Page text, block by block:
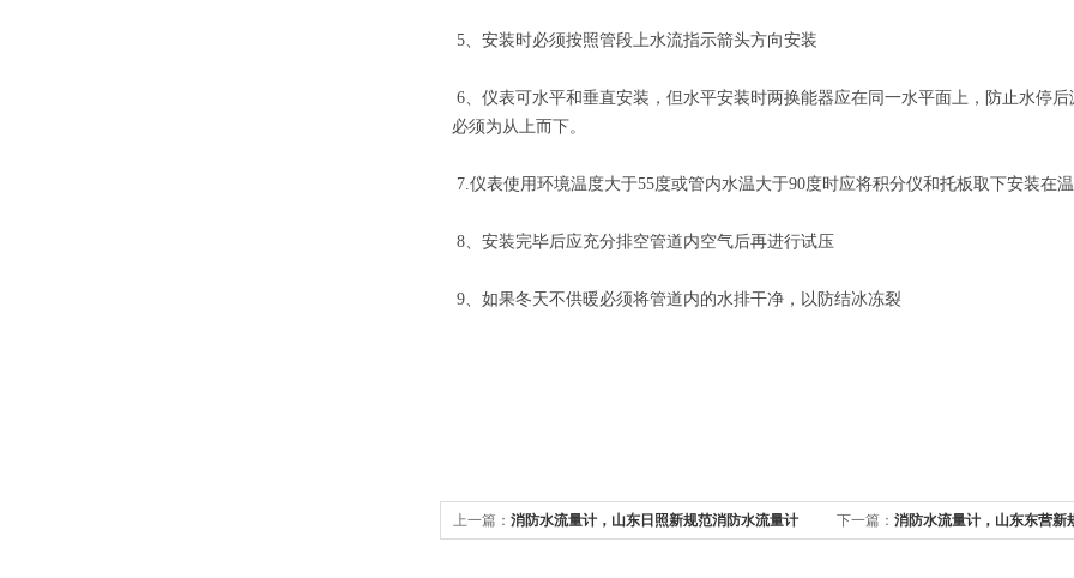
5、安装时必须按照管段上水流指示箭头方向安装
6、仪表可水平和垂直安装，但水平安装时两换能器应在同一水平面上，防止水停
必须为从上而下。
7.仪表使用环境温度大于55度或管内水温大于90度时应将积分仪和托板取下安装在
8、安装完毕后应充分排空管道内空气后再进行试压
9、如果冬天不供暖必须将管道内的水排干净，以防结冰冻裂
上一篇： 消防水流量计，山东日照新规范消防水流量计 下一篇： 消防水流量计，山东东营新